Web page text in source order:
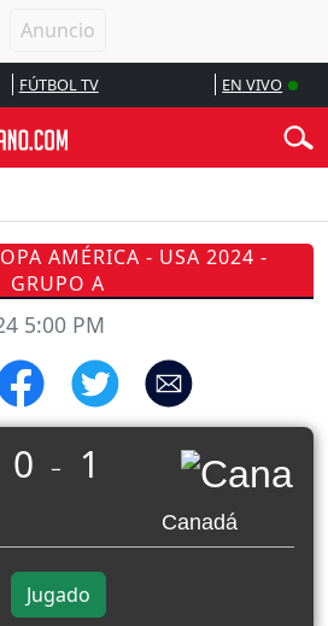
FÚTBOL TV EN VIVO
AMÉRICA - USA 2024 -
GRUPO A
5:00 PM
0 _ 1
Canadá
Jugado